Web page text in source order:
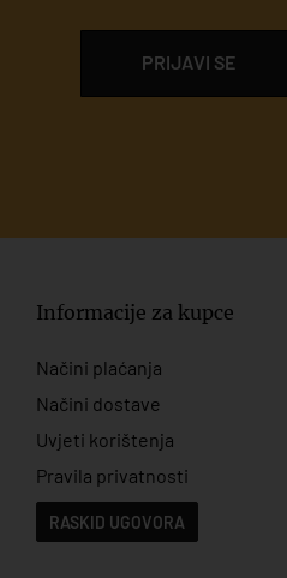
PRIJAVI SE
Informacije za kupce
Načini plaćanja
Načini dostave
Uvjeti korištenja
Pravila privatnosti
RASKID UGOVORA